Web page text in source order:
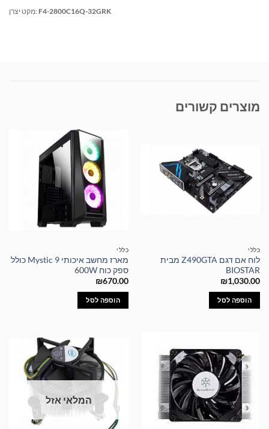
מקט יצרן: F4-2800C16Q-32GRK
מוצרים קשורים
כללי
לוח אם דגם Z490GTA מבית
BIOSTAR
₪1,030.00
הוספה לסל
כללי
מארז מחשב איכותי Mystic 9 כולל
ספק כוח 600W
₪670.00
הוספה לסל
המלאי אזל